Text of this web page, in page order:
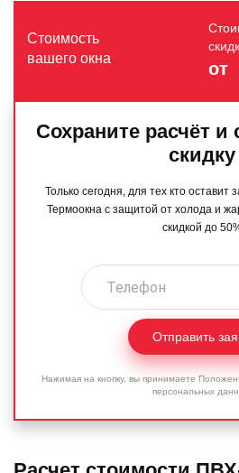
Стоимость
вашего окна
от
Сохраните расчёт
скидку
Только сегодня, для тех кто оставит
Термоокна с защитой от холода и
скидкой до
Отправить
Нажимая на кнопку, вы принимаете
персональных